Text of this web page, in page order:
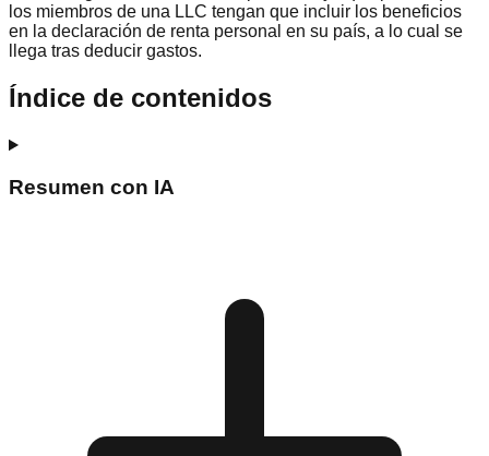
los miembros de una LLC tengan que incluir los beneficios
en la declaración de renta personal en su país, a lo cual se
llega tras deducir gastos.
Índice de contenidos
Resumen con IA